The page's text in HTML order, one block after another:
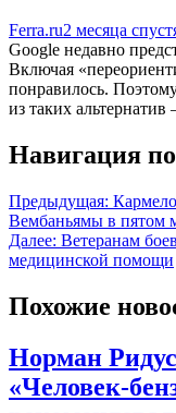
Ferra.ru2 месяца
Google недавно
Включая
понравилось.
из таких
Навигация
Предыдущая:
Вембаньямы в пятом
Далее: Ветеранам
медицинской помощи
Похожие
Норман
«Человек-